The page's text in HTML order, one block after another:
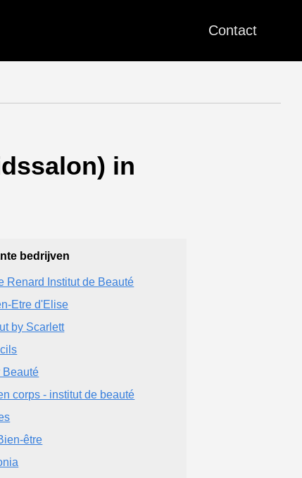
Contact
in
bedrijven
Renard Institut de Beauté
Etre d'Elise
by Scarlett
Beauté
corps - institut de beauté
être